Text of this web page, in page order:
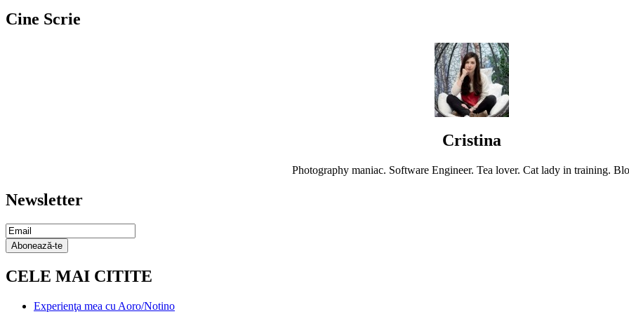
Cine Scrie
Cristina
Photography maniac. Software Engineer. Tea lover. Cat lady in training.
Newsletter
Email
Subscription
Abonează-te
CELE MAI CITITE
Experienţa mea cu Aoro/Notino